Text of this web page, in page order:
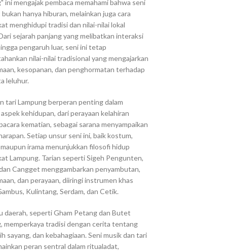
ini mengajak pembaca memahami bahwa seni
hanya hiburan, melainkan juga cara
menghidupi tradisi dan nilai-nilai lokal
sejarah panjang yang melibatkan interaksi
pengaruh luar, seni ini tetap
nilai-nilai tradisional yang mengajarkan
kesopanan, dan penghormatan terhadap
leluhur.
tari Lampung berperan penting dalam
kehidupan, dari perayaan kelahiran
kematian, sebagai sarana menyampaikan
Setiap unsur seni ini, baik kostum,
irama menunjukkan filosofi hidup
Lampung. Tarian seperti Sigeh Pengunten,
Cangget menggambarkan penyambutan,
dan perayaan, diiringi instrumen khas
Kulintang, Serdam, dan Cetik.
daerah, seperti Gham Petang dan Butet
memperkaya tradisi dengan cerita tentang
sayang, dan kebahagiaan. Seni musik dan tari
peran sentral dalam ritualadat,